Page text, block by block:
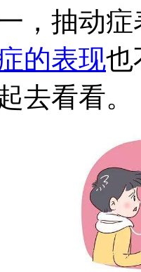
，抽动
的表现也
去看看。